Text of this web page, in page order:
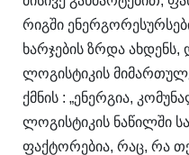
რიგში
ხარჯების ზრდა
ლოგისტიკის
ქმნის : „ენერგია,
ლოგისტიკის ნაწილში
ფაქტორებია, რაც, რა